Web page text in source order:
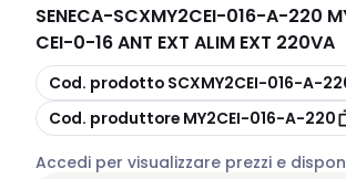
SENECA-SCXMY2CEI-016-A-220
CEI-0-16 ANT EXT ALIM EXT 220VA
copia
Cod. prodotto SCXMY2CEI-016-A-
copia
Cod. produttore MY2CEI-016-A-220
Accedi per visualizzare prezzi e